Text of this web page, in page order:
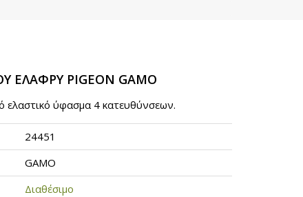
ΕΛΑΦΡΥ PIGEON GAMO
ελαστικό ύφασμα 4 κατευθύνσεων.
24451
GAMO
Διαθέσιμο